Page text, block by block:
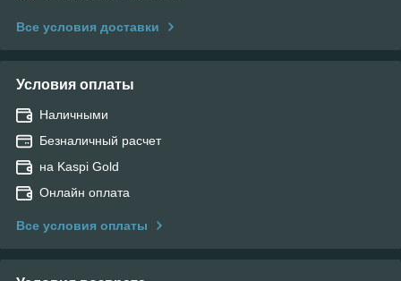
Все условия доставки
Условия оплаты
Наличными
Безналичный расчет
на Kaspi Gold
Онлайн оплата
Все условия оплаты